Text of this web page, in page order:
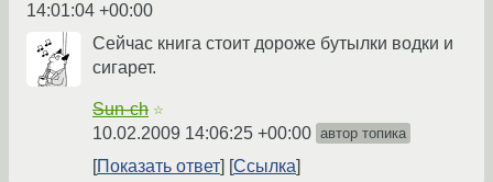
14:01:04 +00:00
Сейчас книга стоит дороже бутылки водки и
сигарет.
Sun-ch ☆
10.02.2009 14:06:25 +00:00 автор топика
Показать ответ Ссылка